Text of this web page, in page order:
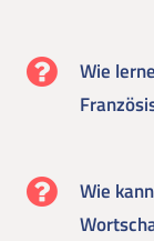
Wie
Wie